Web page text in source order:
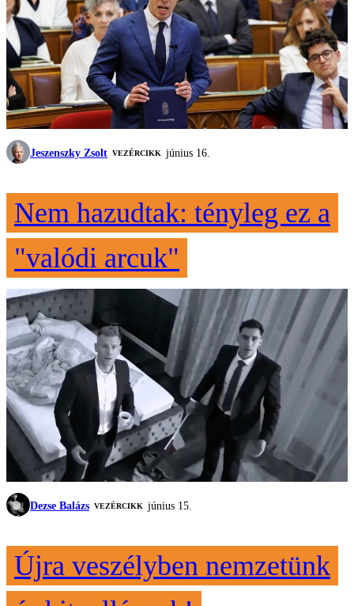
Jeszenszky Zsolt VEZÉRCIKK június 16.
Nem hazudtak: tényleg ez a
"valódi arcuk"
Dezse Balázs VEZÉRCIKK június 15.
Újra veszélyben nemzetünk